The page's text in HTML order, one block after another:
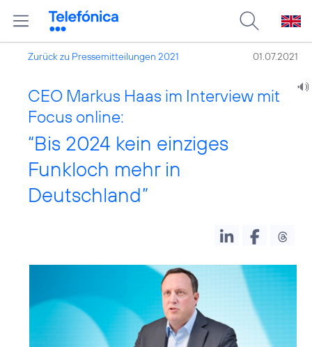
Zurück zu Pressemitteilungen 2021 01.07.2021
CEO Markus Haas im Interview mit
Focus online:
“Bis 2024 kein einziges
Funkloch mehr in
Deutschland”